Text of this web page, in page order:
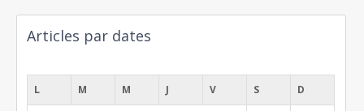
Articles par dates
L M M J V S D